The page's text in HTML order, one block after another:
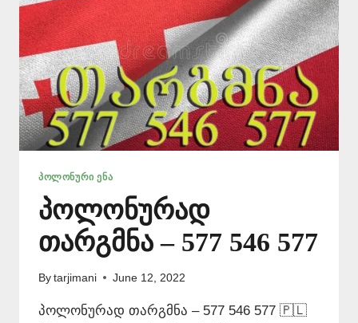
ᲞᲝᲚᲝᲜᲣᲠᲘ ᲔᲜᲐ
პოლონურად
თარგმნა – 577 546 577
By tarjimani June 12, 2022
პოლონურად თარგმნა – 577 546 577 🇵🇱